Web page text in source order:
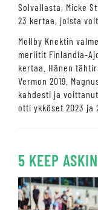
Solvallasta, Micke
23 kertaa, joista
Mellby Knektin
meriitit Finlandia-
kertaa. Hänen
Vermon 2019.
kahdesti ja
otti ykköset 2023 ja
5 KEEP